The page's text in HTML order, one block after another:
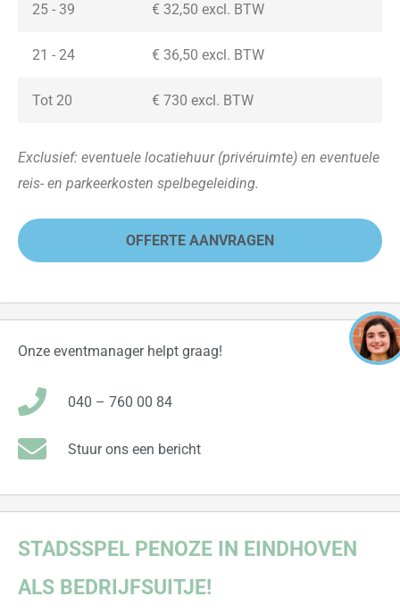
25 - 39 € 32,50 excl. BTW
21 - 24 € 36,50 excl. BTW
Tot 20 € 730 excl. BTW
Exclusief: eventuele locatiehuur (privéruimte) en eventuele
reis- en parkeerkosten spelbegeleiding.
OFFERTE AANVRAGEN
Onze eventmanager helpt graag!
040 – 760 00 84
Stuur ons een bericht
STADSSPEL PENOZE IN EINDHOVEN
ALS BEDRIJFSUITJE!